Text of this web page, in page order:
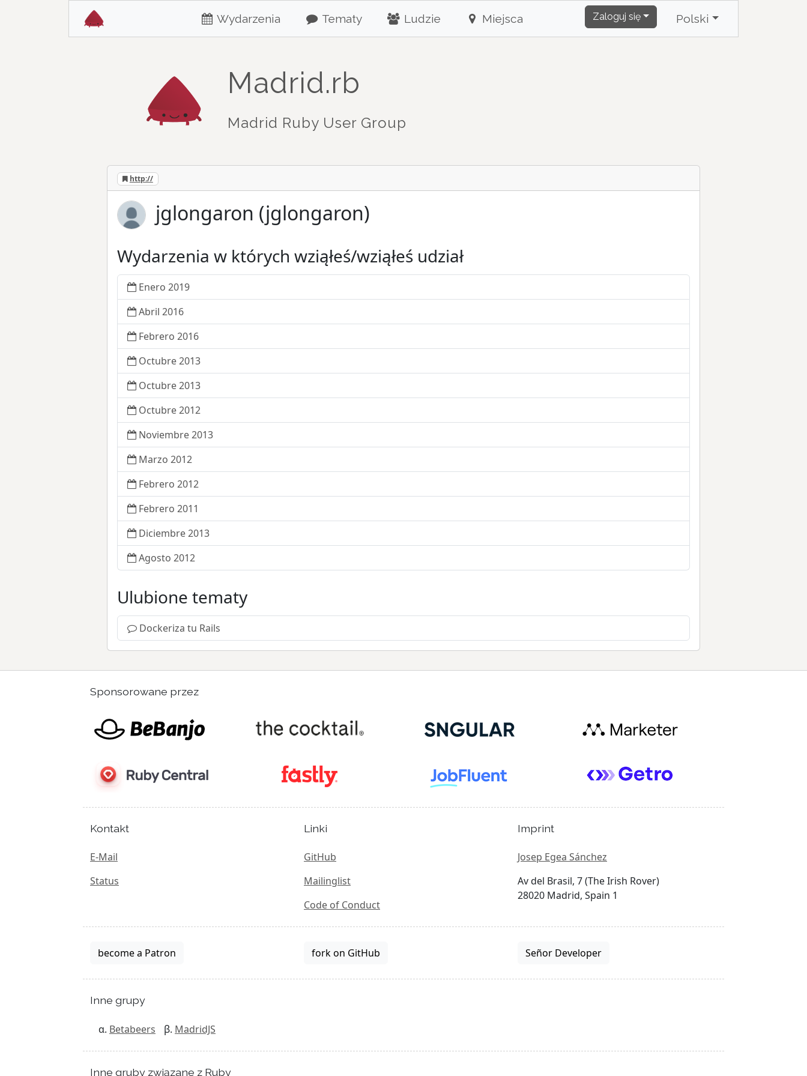
Wydarzenia Tematy Ludzie Miejsca Zaloguj się Polski
Madrid.rb
Madrid Ruby User Group
http://
jglongaron (jglongaron)
Wydarzenia w których wziąłeś/wziąłeś udział
Enero 2019
Abril 2016
Febrero 2016
Octubre 2013
Octubre 2013
Octubre 2012
Noviembre 2013
Marzo 2012
Febrero 2012
Febrero 2011
Diciembre 2013
Agosto 2012
Ulubione tematy
Dockeriza tu Rails
Sponsorowane przez
Kontakt
E-Mail
Status
Linki
GitHub
Mailinglist
Code of Conduct
Imprint
Josep Egea Sánchez
Av del Brasil, 7 (The Irish Rover)
28020 Madrid, Spain 1
become a Patron fork on GitHub Señor Developer
Inne grupy
Betabeers MadridJS
Inne gruby związane z Ruby